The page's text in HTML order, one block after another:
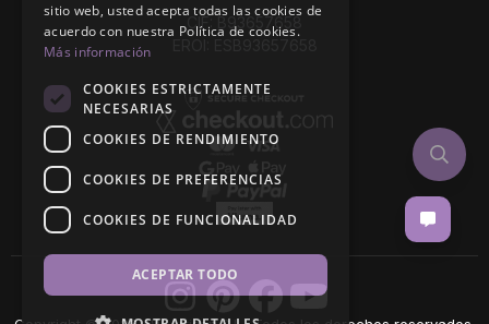
CIF: B93657658
sitio web, usted acepta todas las cookies de
acuerdo con nuestra Política de cookies.
Más información
COOKIES ESTRICTAMENTE
NECESARIAS
COOKIES DE RENDIMIENTO
COOKIES DE PREFERENCIAS
COOKIES DE FUNCIONALIDAD
ACEPTAR TODO